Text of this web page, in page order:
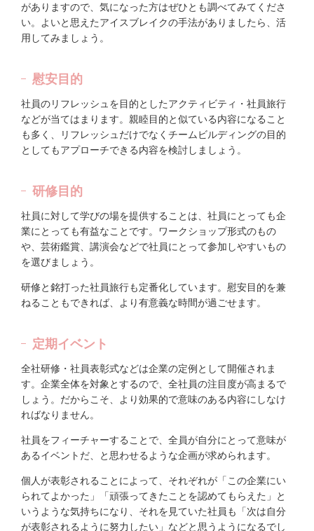
がありますので、気になった方はぜひとも調べてみてくださ
い。よいと思えたアイスブレイクの手法がありましたら、活
用してみましょう。
慰安目的
社員のリフレッシュを目的としたアクティビティ・社員旅行
などが当てはまります。親睦目的と似ている内容になること
も多く、リフレッシュだけでなくチームビルディングの目的
としてもアプローチできる内容を検討しましょう。
研修目的
社員に対して学びの場を提供することは、社員にとっても企
業にとっても有益なことです。ワークショップ形式のもの
や、芸術鑑賞、講演会などで社員にとって参加しやすいもの
を選びましょう。
研修と銘打った社員旅行も定番化しています。慰安目的を兼
ねることもできれば、より有意義な時間が過ごせます。
定期イベント
全社研修・社員表彰式などは企業の定例として開催されま
す。企業全体を対象とするので、全社員の注目度が高まるで
しょう。だからこそ、より効果的で意味のある内容にしなけ
ればなりません。
社員をフィーチャーすることで、全員が自分にとって意味が
あるイベントだ、と思わせるような企画が求められます。
個人が表彰されることによって、それぞれが「この企業にい
られてよかった」「頑張ってきたことを認めてもらえた」と
いうような気持ちになり、それを見ていた社員も「次は自分
が表彰されるように努力したい」などと思うようになるでし